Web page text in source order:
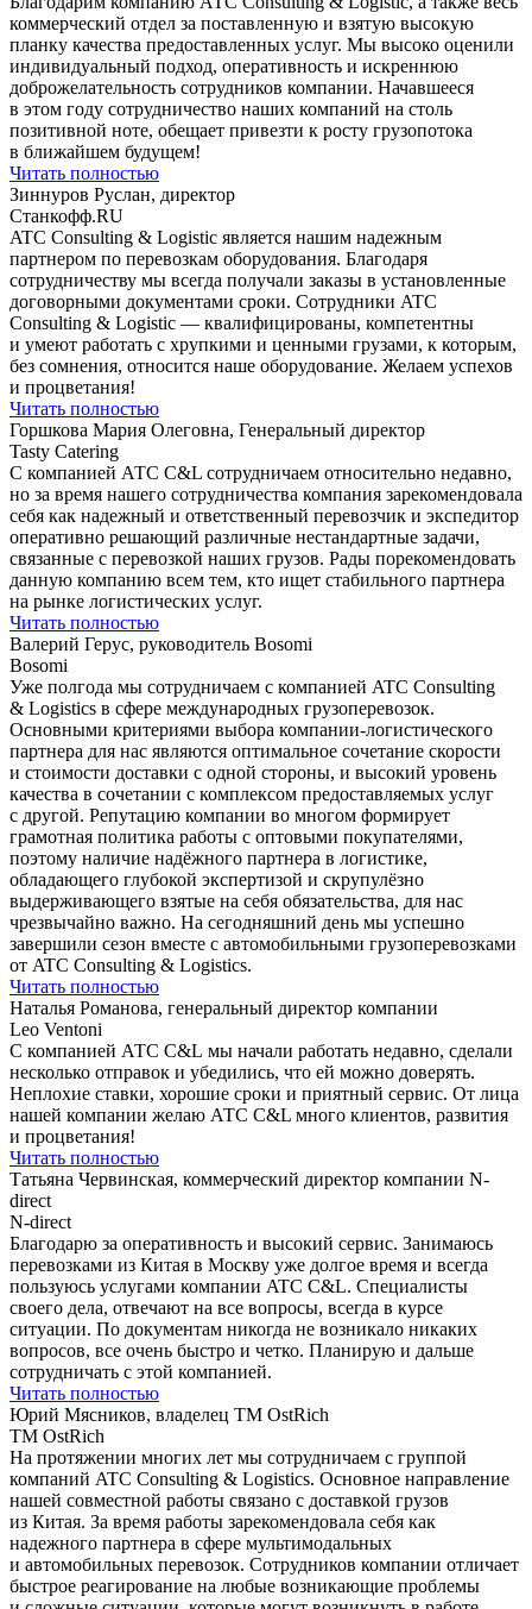
коммерческий отдел за поставленную и взятую высокую
планку качества предоставленных услуг. Мы высоко оценили
индивидуальный подход, оперативность и искреннюю
доброжелательность сотрудников компании. Начавшееся
в этом году сотрудничество наших компаний на столь
позитивной ноте, обещает привезти к росту грузопотока
в ближайшем будущем!
Читать полностью
Зиннуров Руслан, директор
Станкофф.RU
ATC Consulting & Logistic является нашим надежным
партнером по перевозкам оборудования. Благодаря
сотрудничеству мы всегда получали заказы в установленные
договорными документами сроки. Сотрудники ATC
Consulting & Logistic — квалифицированы, компетентны
и умеют работать с хрупкими и ценными грузами, к которым,
без сомнения, относится наше оборудование. Желаем успехов
и процветания!
Читать полностью
Горшкова Мария Олеговна, Генеральный директор
Tasty Catering
С компанией АТС С&L сотрудничаем относительно недавно,
но за время нашего сотрудничества компания зарекомендовала
себя как надежный и ответственный перевозчик и экспедитор
оперативно решающий различные нестандартные задачи,
связанные с перевозкой наших грузов. Рады порекомендовать
данную компанию всем тем, кто ищет стабильного партнера
на рынке логистических услуг.
Читать полностью
Валерий Герус, руководитель Bosomi
Bosomi
Уже полгода мы сотрудничаем с компанией ATC Consulting
& Logistics в сфере международных грузоперевозок.
Основными критериями выбора компании-логистического
партнера для нас являются оптимальное сочетание скорости
и стоимости доставки с одной стороны, и высокий уровень
качества в сочетании с комплексом предоставляемых услуг
с другой. Репутацию компании во многом формирует
грамотная политика работы с оптовыми покупателями,
поэтому наличие надёжного партнера в логистике,
обладающего глубокой экспертизой и скрупулёзно
выдерживающего взятые на себя обязательства, для нас
чрезвычайно важно. На сегодняшний день мы успешно
завершили сезон вместе с автомобильными грузоперевозками
от ATC Consulting & Logistics.
Читать полностью
Наталья Романова, генеральный директор компании
Leo Ventoni
С компанией АТС C&L мы начали работать недавно, сделали
несколько отправок и убедились, что ей можно доверять.
Неплохие ставки, хорошие сроки и приятный сервис. От лица
нашей компании желаю АТС C&L много клиентов, развития
и процветания!
Читать полностью
Татьяна Червинская, коммерческий директор компании N-
direct
N-direct
Благодарю за оперативность и высокий сервис. Занимаюсь
перевозками из Китая в Москву уже долгое время и всегда
пользуюсь услугами компании ATC С&L. Специалисты
своего дела, отвечают на все вопросы, всегда в курсе
ситуации. По документам никогда не возникало никаких
вопросов, все очень быстро и четко. Планирую и дальше
сотрудничать c этой компанией.
Читать полностью
Юрий Мясников, владелец ТМ OstRich
ТМ OstRich
На протяжении многих лет мы сотрудничаем с группой
компаний ATC Consulting & Logistics. Основное направление
нашей совместной работы связано с доставкой грузов
из Китая. За время работы зарекомендовала себя как
надежного партнера в сфере мультимодальных
и автомобильных перевозок. Сотрудников компании отличает
быстрое реагирование на любые возникающие проблемы